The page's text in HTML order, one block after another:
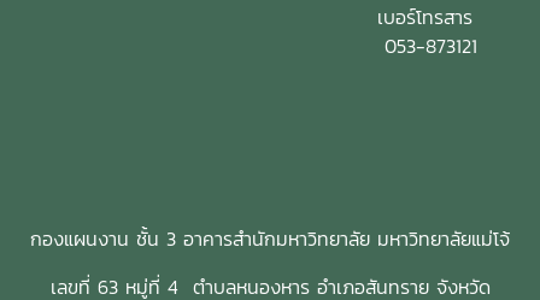
เบอร์โทรสาร
053-873121
กองแผนงาน ชั้น 3 อาคารสำนักมหาวิทยาลัย มหาวิทยาลัยแม่โจ้
เลขที่ 63 หมู่ที่ 4 ตำบลหนองหาร อำเภอสันทราย จังหวัด